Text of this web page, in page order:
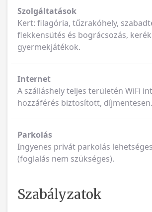
Szolgáltatások
Kert: filagória, tűzrakóhely,
flekkensütés és bográcsozás,
gyermekjátékok.
Internet
A szálláshely teljes területén WiFi
hozzáférés biztosított, díjmentesen.
Parkolás
Ingyenes privát parkolás
(foglalás nem szükséges).
Szabályzatok